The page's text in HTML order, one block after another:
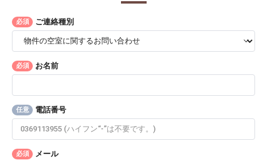
必須 ご連絡種別
必須 お名前
任意 電話番号
必須 メール